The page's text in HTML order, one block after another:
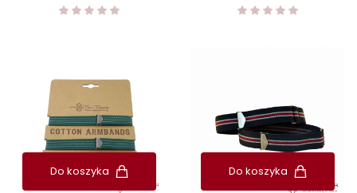
Do koszyka Do koszyka